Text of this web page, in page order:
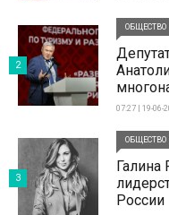
ОБЩЕСТВО
07:27 | 19-06-
2
ОБЩЕСТВО
Галина
России
3